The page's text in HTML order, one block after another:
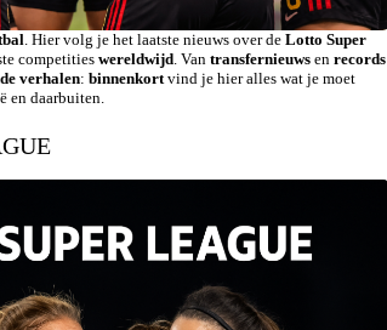
. Hier volg je het laatste nieuws over de Lotto Super
competities wereldwijd. Van transfernieuws en records
verhalen: binnenkortvind je hier alles wat je moet
en daarbuiten.